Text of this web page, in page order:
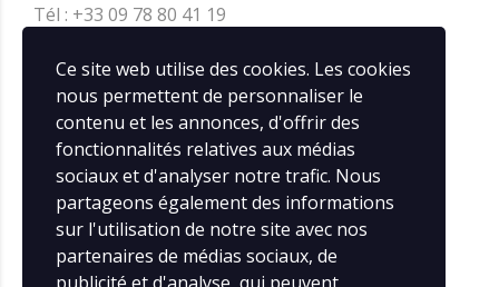
Tél : +33 09 78 80 41 19
SOCIAL MEDIA
Ce site web utilise des cookies. Les cookies
nous permettent de personnaliser le
contenu et les annonces, d'offrir des
fonctionnalités relatives aux médias
sociaux et d'analyser notre trafic. Nous
partageons également des informations
sur l'utilisation de notre site avec nos
partenaires de médias sociaux, de